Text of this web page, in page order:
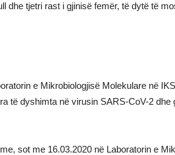
dhe tjetri rast i gjinisë femër, të dytë të
e Mikrobiologjisë Molekulare në
të dyshimta në virusin SARS-CoV-2 dhe
sot me 16.03.2020 në Laboratorin e